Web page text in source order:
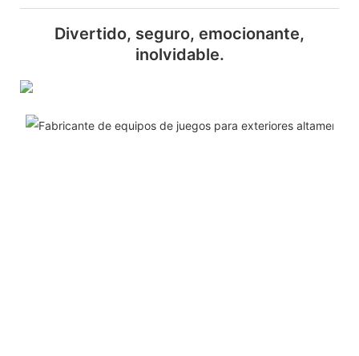
Divertido, seguro, emocionante,
inolvidable.